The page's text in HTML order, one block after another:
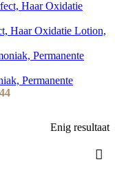
Haar Oxidatie Lotion,
Permanente
Enig resultaat